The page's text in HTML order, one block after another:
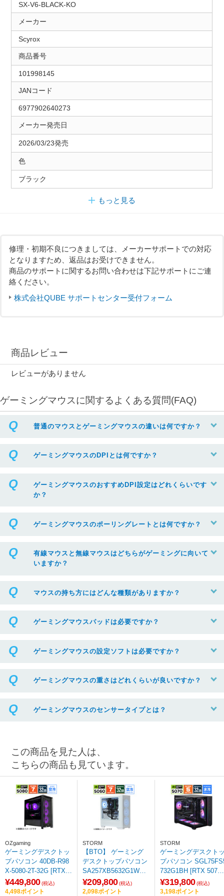
SX-V6-BLACK-KO
メーカー
Scyrox
商品番号
101998145
JANコード
6977902640273
メーカー発売日
2026/03/23発売
色
ブラック
もっと見る
修理・初期不良につきましては、メーカーサポートでの対応
となりますため、返品はお受けできません。
商品のサポートに関するお問い合わせは下記サポートにご連
絡ください。
株式会社QUBE サポートセンター受付フォーム
商品レビュー
レビューがありません
ゲーミングマウスに関するよくある質問(FAQ)
普通のマウスとゲーミングマウスの違いは何ですか？
ゲーミングマウスのDPIとは何ですか？
ゲーミングマウスのおすすめDPI設定はどれくらいです
か？
ゲーミングマウスのポーリングレートとは何ですか？
有線マウスと無線マウスはどちらがゲーミングに向いて
いますか？
マウスの持ち方にはどんな種類がありますか？
ゲーミングマウスパッドは必要ですか？
ゲーミングマウスの設定ソフトは必要ですか？
ゲーミングマウスの重さはどれくらいが良いですか？
ゲーミングマウスのセンサータイプとは？
この商品を見た人は、
こちらの商品も見ています。
OZgaming
ゲーミングデスクトッ
プパソコン 40DB-R98
X-5080-2T-32G [RTX5
080] 【sof001】
¥449,800 (税込)
4,498ポイント
STORM
【BTO】 ゲーミング
デスクトップパソコン
SA257XB5632G1WH
[RTX 5060 8GB] 【sof
001】
¥209,800 (税込)
2,098ポイント
STORM
ゲーミングデスクト
プパソコン
732G1BH [RTX 5070]
【sof001】
¥319,800 (税込)
3,198ポイント